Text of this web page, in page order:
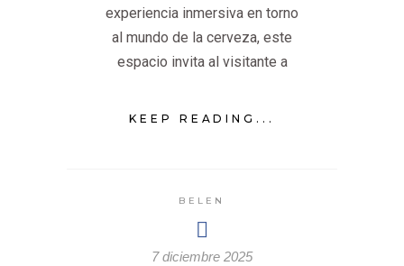
experiencia inmersiva en torno
al mundo de la cerveza, este
espacio invita al visitante a
KEEP READING...
BELEN
7 diciembre 2025